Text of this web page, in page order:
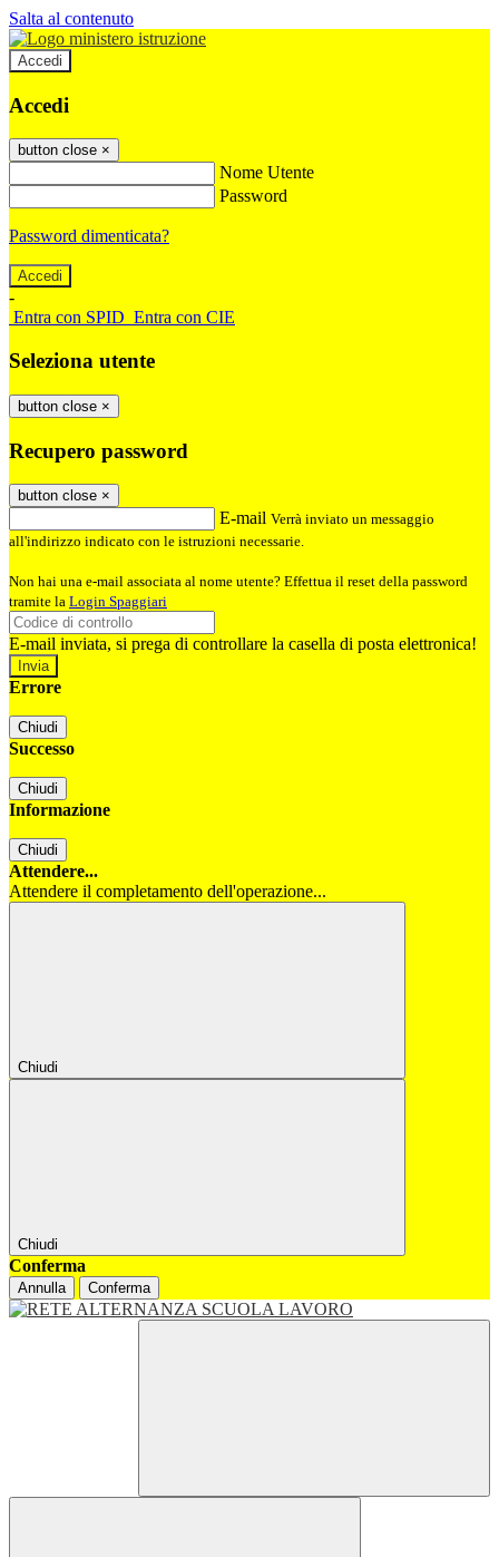
Salta al contenuto
Accedi
Accedi
button close ×
Nome Utente
Password
Password dimenticata?
-
Entra con SPID Entra con CIE
Seleziona utente
button close ×
Recupero password
button close ×
E-mail Verrà inviato un messaggio
all'indirizzo indicato con le istruzioni necessarie.
Non hai una e-mail associata al nome utente? Effettua il reset della password
tramite la Login Spaggiari
E-mail inviata, si prega di controllare la casella di posta elettronica!
Errore
Chiudi
Successo
Chiudi
Informazione
Chiudi
Attendere...
Attendere il completamento dell'operazione...
Chiudi
Chiudi
Conferma
Annulla Conferma